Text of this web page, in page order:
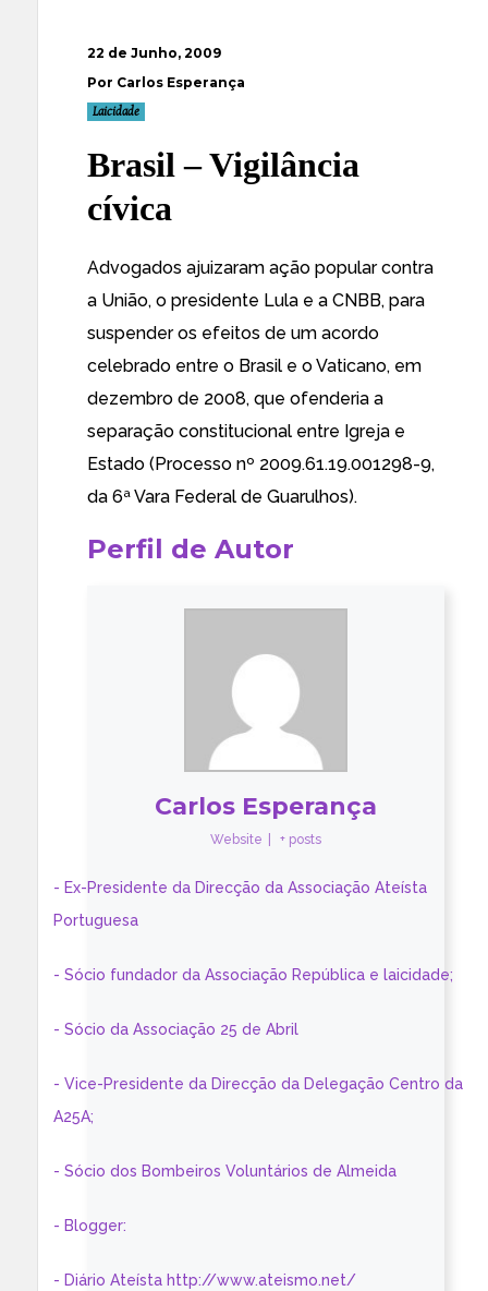
22 de Junho, 2009
Por Carlos Esperança
Laicidade
Brasil – Vigilância
cívica
Advogados ajuizaram ação popular contra
a União, o presidente Lula e a CNBB, para
suspender os efeitos de um acordo
celebrado entre o Brasil e o Vaticano, em
dezembro de 2008, que ofenderia a
separação constitucional entre Igreja e
Estado (Processo nº 2009.61.19.001298-9,
da 6ª Vara Federal de Guarulhos).
Perfil de Autor
Carlos Esperança
Website + posts
- Ex-Presidente da Direcção da Associação Ateísta
Portuguesa
- Sócio fundador da Associação República e laicidade;
- Sócio da Associação 25 de Abril
- Vice-Presidente da Direcção da Delegação Centro da
A25A;
- Sócio dos Bombeiros Voluntários de Almeida
- Blogger:
- Diário Ateísta http://www.ateismo.net/